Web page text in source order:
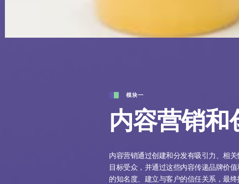
模块一
内容营销和
内容营销通过创建和分发有吸引力、相
目标受众，并通过这些内容传递品牌价
的知名度、建立与客户的信任关系，最